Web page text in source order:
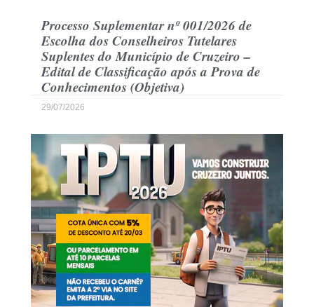
Processo Suplementar nº 001/2026 de
Escolha dos Conselheiros Tutelares
Suplentes do Município de Cruzeiro –
Edital de Classificação após a Prova de
Conhecimentos (Objetiva)
29/07/2026